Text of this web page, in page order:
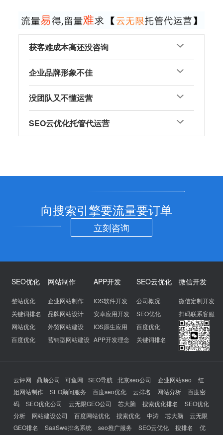
获客难成本高还没咨询
企业品牌形象不佳
没团队又不懂运营
SEO云优化托管代运营
向搜索引擎要流量要订单
立刻咨询
SEO优化
整站优化
关键词排名
网站优化
百度优化
网站制作
企业网站制作
品牌网站设计
外贸网站建设
营销型网站建设
APP开发
IOS软件开发
安卓应用开发
IOS原生应用
APP开发理念
SEO云优化
公司概况
SEO优化
百度优化
关键词排名
微信开发
微信定制开发
扫码联系客服
云评网 鼎顺公司 可鱼网 SEO导航 北京seo公司 企业网站seo
红
姐网站制作
SEO顾问服务 百度seo优化 云排名 网站分析
百度密
码
SEO优化公司 云无限GEO公司 芯大脑 搜索优化排名
SEO优化
分析
网站建设公司 百度网站优化 搜索优化 中涛 芯大脑
云无限
GEO排名
SaaSwe排名系统 seo推广服务 SEO云优化 搜排名 优